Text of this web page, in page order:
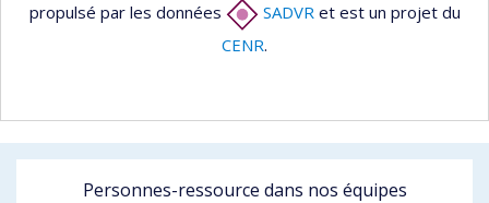
propulsé par les données
SADVRet est un projet du
CENR.
Personnes-ressource dans nos équipes